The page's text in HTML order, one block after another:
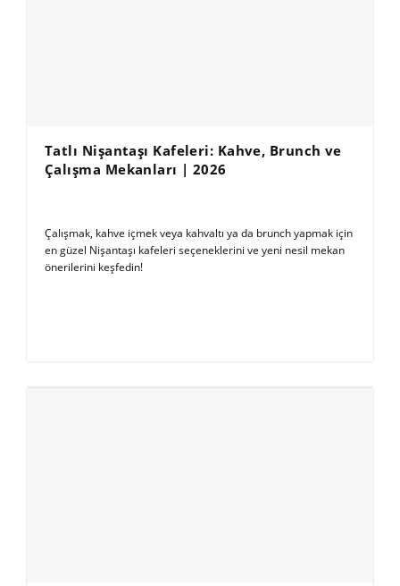
Tatlı Nişantaşı Kafeleri: Kahve, Brunch ve
Çalışma Mekanları | 2026
Çalışmak, kahve içmek veya kahvaltı ya da brunch yapmak için
en güzel Nişantaşı kafeleri seçeneklerini ve yeni nesil mekan
önerilerini keşfedin!